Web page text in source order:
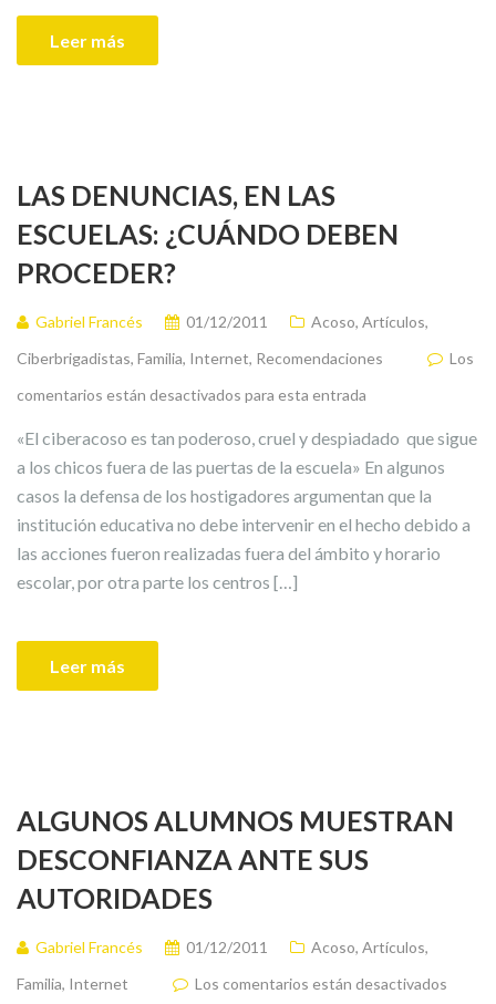
Leer más
LAS DENUNCIAS, EN LAS
ESCUELAS: ¿CUÁNDO DEBEN
PROCEDER?
Gabriel Francés 01/12/2011 Acoso, Artículos,
Ciberbrigadistas, Familia, Internet, Recomendaciones
Los
comentarios están desactivados para esta entrada
«El ciberacoso es tan poderoso, cruel y despiadado que sigue
a los chicos fuera de las puertas de la escuela» En algunos
casos la defensa de los hostigadores argumentan que la
institución educativa no debe intervenir en el hecho debido a
las acciones fueron realizadas fuera del ámbito y horario
escolar, por otra parte los centros […]
Leer más
ALGUNOS ALUMNOS MUESTRAN
DESCONFIANZA ANTE SUS
AUTORIDADES
Gabriel Francés 01/12/2011 Acoso, Artículos,
Familia, Internet
Los comentarios están desactivados